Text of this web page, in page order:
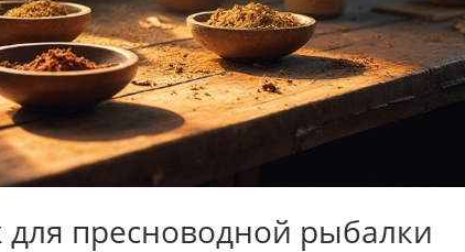
пресноводной рыбалки